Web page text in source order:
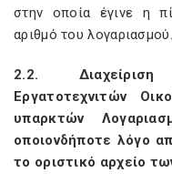
στην οποία έγινε η
αριθμό του λογαριασμού.
2.2.
Εργατοτεχνιτών
υπαρκτών
οποιονδήποτε λόγο
το οριστικό αρχείο